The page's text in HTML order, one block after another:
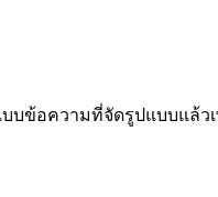
บข้อความที่จัดรูปแบบแล้วเ